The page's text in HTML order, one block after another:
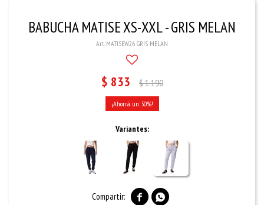
BABUCHA MATISE XS-XXL - GRIS MELAN
MATISEW26 GRIS MELAN
$ 833 $1.190
30
Variantes:
 